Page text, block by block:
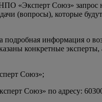
«Эксперт Союз» запрос
(вопросы), которые
информация о
конкретные
Союз»;
Союз» по адресу: